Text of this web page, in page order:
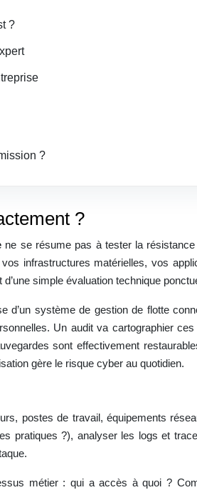
?
?
?
ne se résume pas à tester la résistance
infrastructures matérielles, vos
simple évaluation technique
système de gestion de flotte
Un audit va cartographier
sont effectivement
gère le risque cyber au quotidien.
postes de travail, équipements
pratiques ?), analyser les logs et
métier : qui a accès à quoi ?